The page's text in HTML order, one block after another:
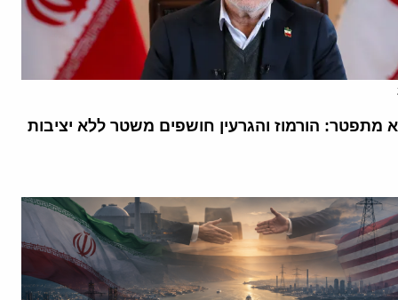
מתפטר: הורמוז והגרעין חושפים משטר ללא יציבות